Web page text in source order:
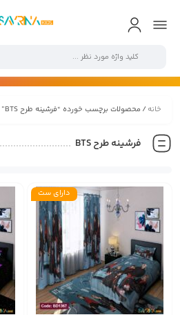
خانه/ محصولات برچسب خورده “فرشینه طرح BTS”
فرشینه طرح BTS
دارای ست